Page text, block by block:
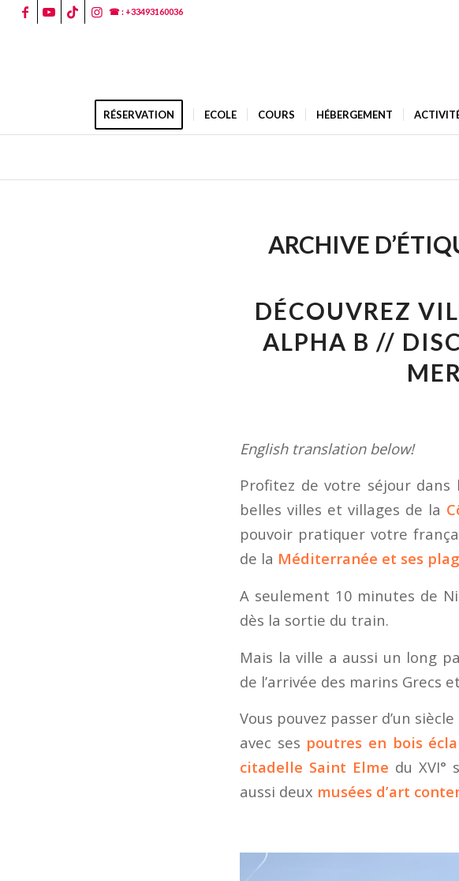
☎ : +33493160036
RÉSERVATION ECOLE COURS HÉBERGEMENT
ARCHIVE
DÉCOUVREZ
ALPHA B //
English translation below!
Profitez de votre séjour dans
belles villes et villages de la
pouvoir pratiquer votre
de la Méditerranée et ses
A seulement 10 minutes de
dès la sortie du train.
Mais la ville a aussi un long
de l’arrivée des marins Grecs
Vous pouvez passer d’un
avec ses poutres en bois
citadelle Saint Elme du XVI°
aussi deux musées d’art